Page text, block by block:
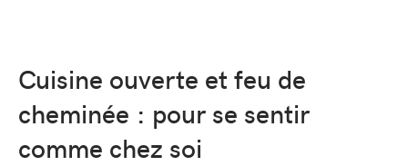
Cuisine ouverte et feu de
cheminée : pour se sentir
comme chez soi